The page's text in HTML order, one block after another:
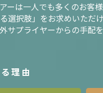
ーは一人でも多くのお客
る選択肢」をお求めいただ
サプライヤーからの手配
理由